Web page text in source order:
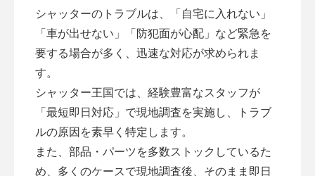
シャッターのトラブルは、「自宅に入れない」
「車が出せない」「防犯面が心配」など緊急を
要する場合が多く、迅速な対応が求められま
す。
シャッター王国では、経験豊富なスタッフが
「最短即日対応」で現地調査を実施し、トラブ
ルの原因を素早く特定します。
また、部品・パーツを多数ストックしているた
め、多くのケースで現地調査後、そのまま即日